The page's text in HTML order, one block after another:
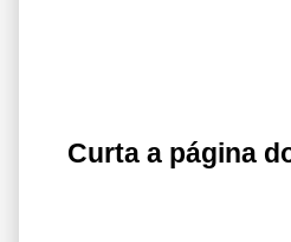
Curta a página